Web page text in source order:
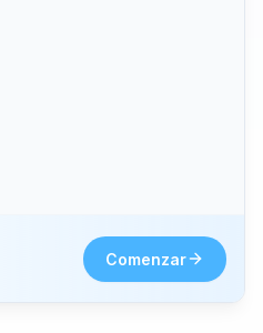
Comenzar